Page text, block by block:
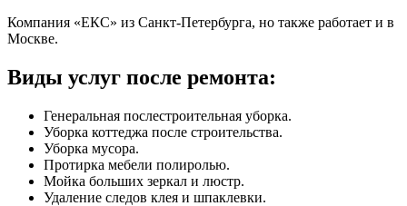
Компания «ЕКС» из Санкт-Петербурга, но также работает и в
Москве.
Виды услуг после ремонта:
Генеральная послестроительная уборка.
Уборка коттеджа после строительства.
Уборка мусора.
Протирка мебели полиролью.
Мойка больших зеркал и люстр.
Удаление следов клея и шпаклевки.